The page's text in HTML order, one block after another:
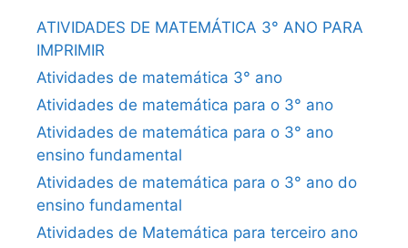
ATIVIDADES DE MATEMÁTICA 3° ANO PARA
IMPRIMIR
Atividades de matemática 3° ano
Atividades de matemática para o 3° ano
Atividades de matemática para o 3° ano
ensino fundamental
Atividades de matemática para o 3° ano do
ensino fundamental
Atividades de Matemática para terceiro ano